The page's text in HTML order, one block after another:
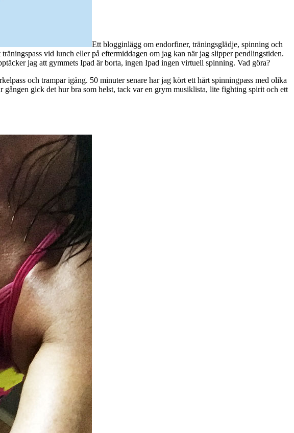
Ett blogginlägg om endorfiner, träningsglädje, spinning och
vid lunch eller på eftermiddagen om jag kan när jag slipper pendlingstiden.
jag att gymmets Ipad är borta, ingen Ipad ingen virtuell spinning. Vad göra?
och trampar igång. 50 minuter senare har jag kört ett hårt spinningpass med olika
gick det hur bra som helst, tack var en grym musiklista, lite fighting spirit och ett